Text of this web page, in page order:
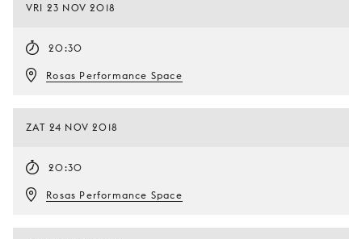
VRI 23 NOV 2018
20:30
Rosas Performance Space
ZAT 24 NOV 2018
20:30
Rosas Performance Space